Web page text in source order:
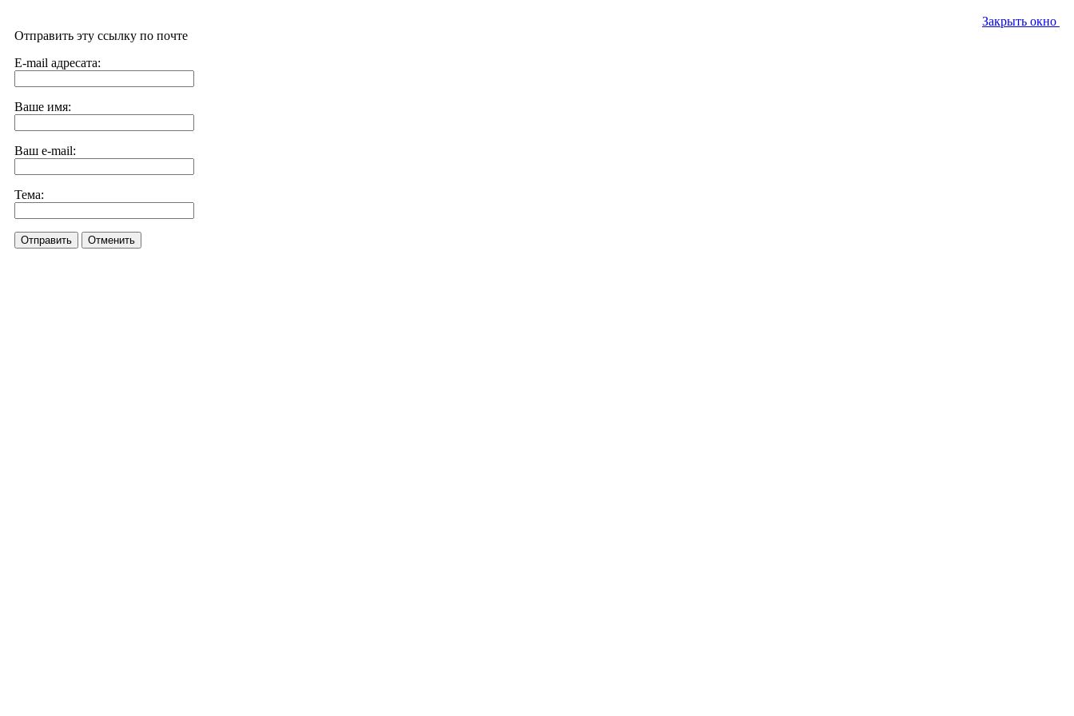
Закрыть окно
Отправить эту ссылку по почте
E-mail адресата:
Ваше имя:
Ваш e-mail:
Тема:
Отправить Отменить